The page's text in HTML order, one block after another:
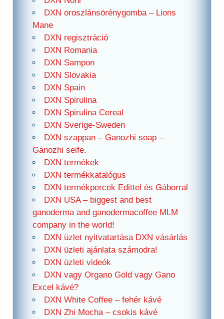
DXN oroszlánsörénygomba – Lions
Mane
DXN regisztráció
DXN Romania
DXN Sampon
DXN Slovakia
DXN Spain
DXN Spirulina
DXN Spirulina Cereal
DXN Sverige-Sweden
DXN szappan – Ganozhi soap –
Ganozhi seife.
DXN termékek
DXN termékkatalógus
DXN termékpercek Edittel és Gáborral
DXN USA – biggest and best
ganoderma and ganodermacoffee MLM
company in the world!
DXN üzlet nyitvatartása DXN vásárlás
DXN üzleti ajánlata számodra!
DXN üzleti videók
DXN vagy Organo Gold vagy Gano
Excel kávé?
DXN White Coffee – fehér kávé
DXN Zhi Mocha – csokis kávé